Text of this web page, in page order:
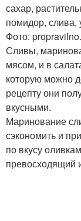
сахар,
помидор, слива,
Фото:
Сливы,
мясом, и в
которую можно
рецепту они
вкусными.
Маринование
сэкономить и
по вкусу
превосходящий